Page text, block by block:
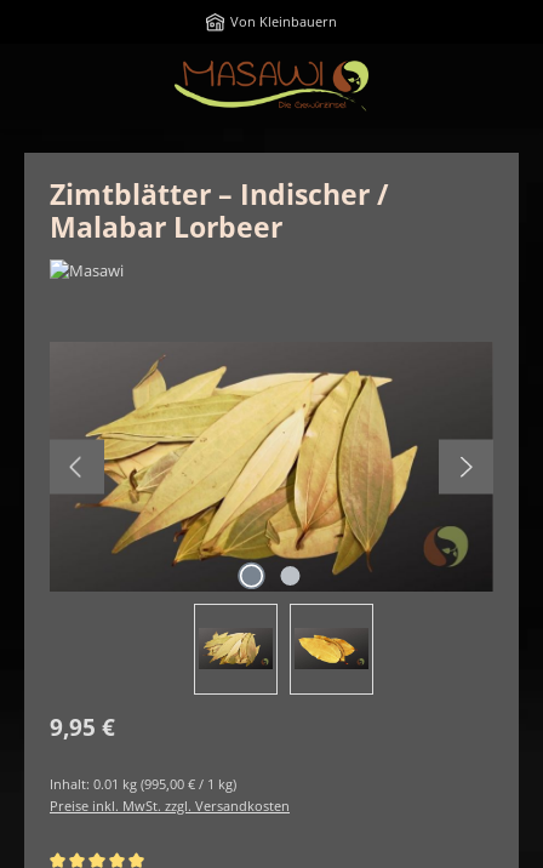
Zum Hauptinhalt springen Von Kleinbauern
Zimtblätter – Indischer /
Malabar Lorbeer
Regulärer Preis:
9,95 €
Inhalt: 0.01 kg (995,00 € / 1 kg)
Preise inkl. MwSt. zzgl. Versandkosten